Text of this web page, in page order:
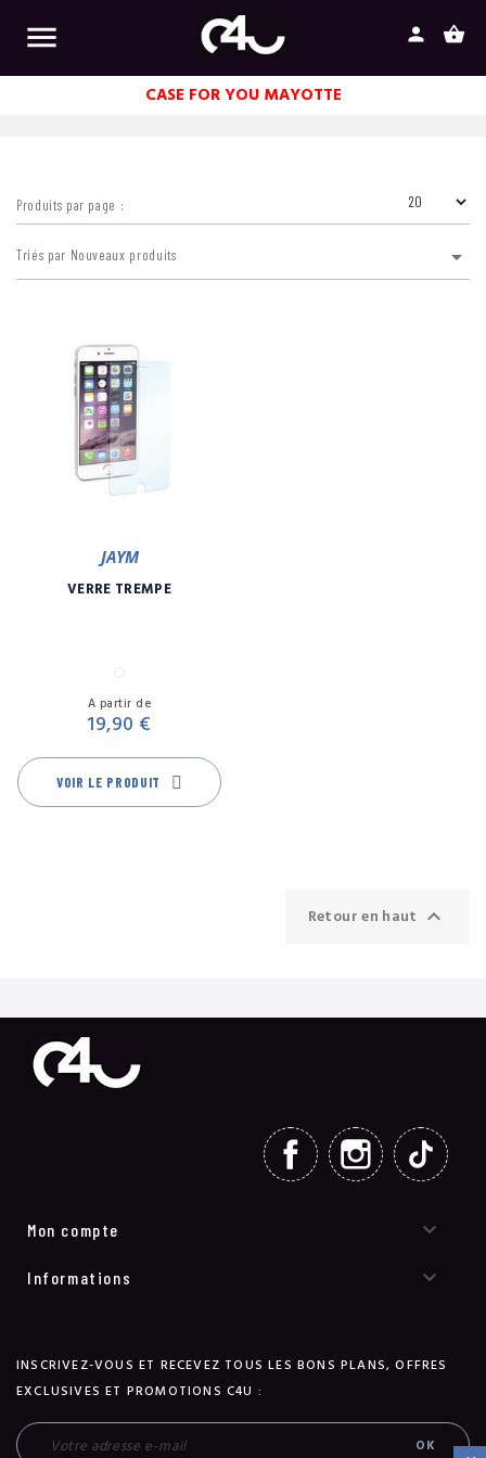
 shopping_basket
person
CASE FOR YOU MAYOTTE
Produits par page :
Triés par Nouveaux produits 
JAYM
VERRE TREMPÉ
Transparent
A partir de
19,90 €
VOIR LE PRODUIT
Retour en haut 
FACEBOOK INSTAGRAM
Mon compte 
Informations 
INSCRIVEZ-VOUS ET RECEVEZ TOUS LES BONS PLANS, OFFRES
EXCLUSIVES ET PROMOTIONS C4U :